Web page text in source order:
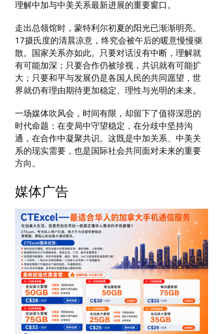
理解中加与中美关系最新进展的重要窗口。
走出总领馆时，蒙特利尔初夏的阳光已渐渐明亮。
17摄氏度的清晨凉意，终究会被午后的暖意慢慢驱
散。国家关系亦如此。只要对话没有中断，理解就
有可能加深；只要合作仍被珍视，共识就有可能扩
大；只要和平与发展仍是各国人民的共同愿望，世
界就仍有理由期待更加稳定、理性与光明的未来。
一场媒体吹风会，时间有限，却留下了值得深思的
时代命题：在变局中守望稳定，在分歧中坚持沟
通，在合作中凝聚共识。这既是中加关系、中美关
系的现实需要，也是国际社会共同面对未来的重要
方向。
媒体广告